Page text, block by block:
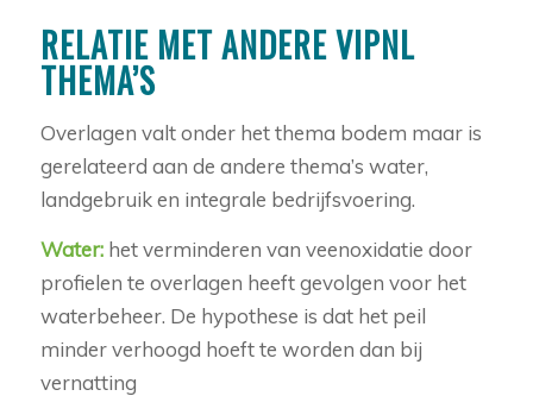
RELATIE MET ANDERE VIPNL
THEMA’S
Overlagen valt onder het thema bodem maar is
gerelateerd aan de andere thema’s water,
landgebruik en integrale bedrijfsvoering.
Water:het verminderen van veenoxidatie door
profielen te overlagen heeft gevolgen voor het
waterbeheer. De hypothese is dat het peil
minder verhoogd hoeft te worden dan bij
vernatting